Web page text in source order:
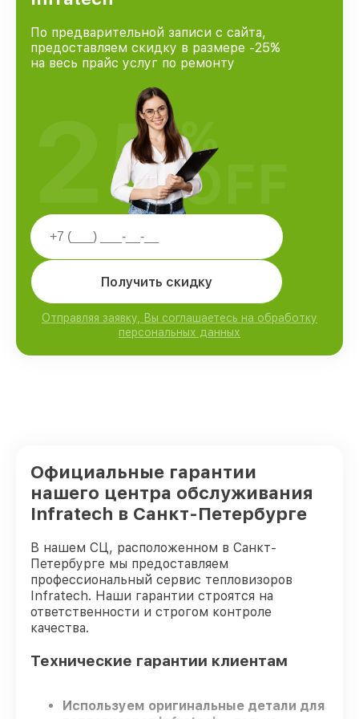
По предварительной записи с сайта,
предоставляем скидку в размере -25%
на весь прайс услуг по ремонту
Получить скидку
Отправляя заявку, Вы соглашаетесь на обработку
персональных данных
25%
OFF
Официальные гарантии
нашего центра обслуживания
Infratech в Санкт-Петербурге
В нашем СЦ, расположенном в Санкт-
Петербурге мы предоставляем
профессиональный сервис тепловизоров
Infratech. Наши гарантии строятся на
ответственности и строгом контроле
качества.
Технические гарантии клиентам
Используем оригинальные детали для